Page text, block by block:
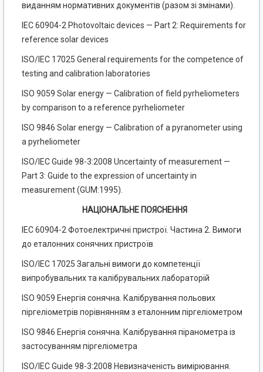
виданням нормативних документів (разом зі змінами).
ІЕС 60904-2 Photovoltaic devices — Part 2: Requirements for
reference solar devices
ISO/IEC 17025 General requirements for the competence of
testing and calibration laboratories
ISO 9059 Solar energy — Calibration of field pyrheliometers
by comparison to a reference pyrheliometer
ISO 9846 Solar energy — Calibration of a pyranometer using
a pyrheliometer
ISO/IEC Guide 98-3:2008 Uncertainty of measurement —
Part 3: Guide to the expression of uncertainty in
measurement (GUM:1995).
НАЦІОНАЛЬНЕ ПОЯСНЕННЯ
ІЕС 60904-2 Фотоелектричні пристрої. Частина 2. Вимоги
до еталонних сонячних пристроїв
ISO/IEC 17025 Загальні вимоги до компетенції
випробувальних та калібрувальних лабораторій
ISO 9059 Енергія сонячна. Калібрування польових
піргеліометрів порівнянням з еталонним піргеліометром
ISO 9846 Енергія сонячна. Калібрування піранометра із
застосуванням піргеліометра
ISO/IEC Guide 98-3:2008 Невизначеність вимірювання.